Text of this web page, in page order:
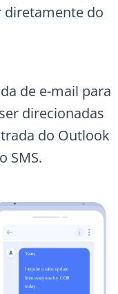
diretamente do
de e-mail para
direcionadas
do Outlook
SMS.